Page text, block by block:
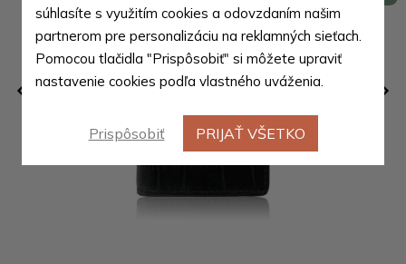
súhlasíte s využitím cookies a odovzdaním našim
partnerom pre personalizáciu na reklamných sieťach.
Pomocou tlačidla "Prispôsobiť" si môžete upraviť
nastavenie cookies podľa vlastného uváženia.
Prispôsobiť PRIJAŤ VŠETKO